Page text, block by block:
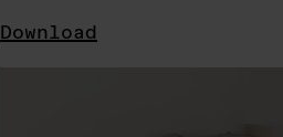
Download